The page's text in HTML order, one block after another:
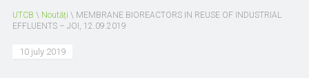
UTCB \ Noutăți \ MEMBRANE BIOREACTORS IN REUSE OF INDUSTRIAL
EFFLUENTS – JOI, 12.09.2019
10 july 2019